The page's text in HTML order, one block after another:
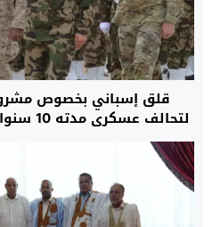
قلق إسباني بخصوص
رسم موازين القوة